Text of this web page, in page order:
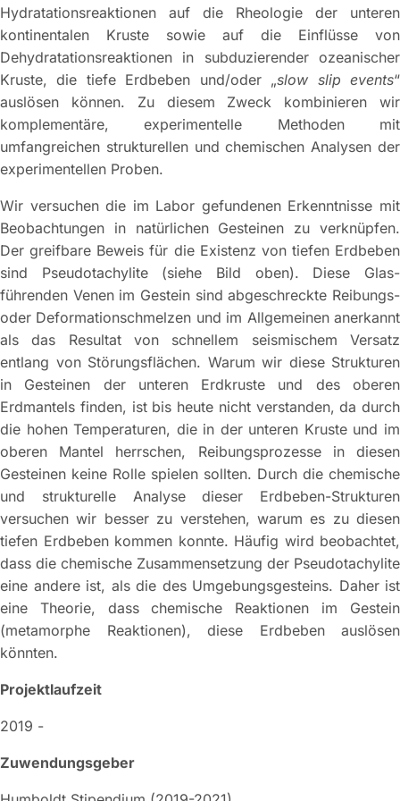
Hydratationsreaktionen auf die Rheologie der unteren
kontinentalen Kruste sowie auf die Einflüsse von
Dehydratationsreaktionen in subduzierender ozeanischer
Kruste, die tiefe Erdbeben und/oder „slow slip events“
auslösen können. Zu diesem Zweck kombinieren wir
komplementäre, experimentelle Methoden mit
umfangreichen strukturellen und chemischen Analysen der
experimentellen Proben.
Wir versuchen die im Labor gefundenen Erkenntnisse mit
Beobachtungen in natürlichen Gesteinen zu verknüpfen.
Der greifbare Beweis für die Existenz von tiefen Erdbeben
sind Pseudotachylite (siehe Bild oben). Diese Glas-
führenden Venen im Gestein sind abgeschreckte Reibungs-
oder Deformationschmelzen und im Allgemeinen anerkannt
als das Resultat von schnellem seismischem Versatz
entlang von Störungsflächen. Warum wir diese Strukturen
in Gesteinen der unteren Erdkruste und des oberen
Erdmantels finden, ist bis heute nicht verstanden, da durch
die hohen Temperaturen, die in der unteren Kruste und im
oberen Mantel herrschen, Reibungsprozesse in diesen
Gesteinen keine Rolle spielen sollten. Durch die chemische
und strukturelle Analyse dieser Erdbeben-Strukturen
versuchen wir besser zu verstehen, warum es zu diesen
tiefen Erdbeben kommen konnte. Häufig wird beobachtet,
dass die chemische Zusammensetzung der Pseudotachylite
eine andere ist, als die des Umgebungsgesteins. Daher ist
eine Theorie, dass chemische Reaktionen im Gestein
(metamorphe Reaktionen), diese Erdbeben auslösen
könnten.
Projektlaufzeit
2019 -
Zuwendungsgeber